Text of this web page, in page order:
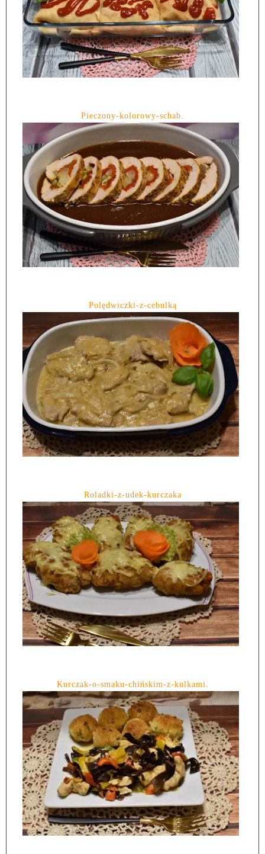
Pieczony-kolorowy-schab.
Polędwiczki-z-cebulką
Roladki-z-udek-kurczaka
Kurczak-o-smaku-chińskim-z-kulkami.